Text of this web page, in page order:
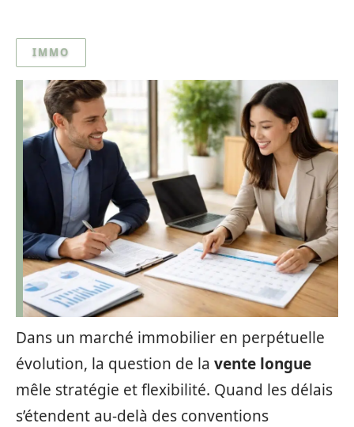
IMMO
Dans un marché immobilier en perpétuelle
évolution, la question de la vente longue
mêle stratégie et flexibilité. Quand les délais
s’étendent au-delà des conventions